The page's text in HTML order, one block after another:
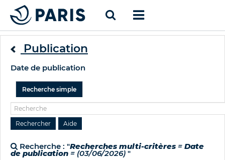
Publication
Date de publication
Recherche simple
Recherche : "Recherches multi-critères = Date
de publication = (03/06/2026) "